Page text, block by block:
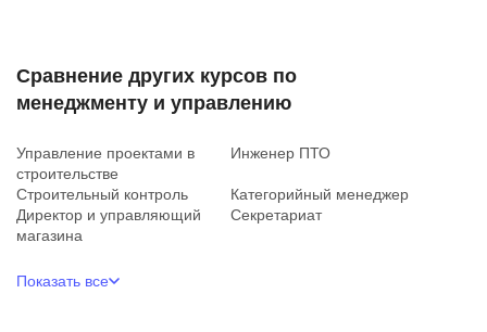
Сравнение других курсов по
менеджменту и управлению
Управление проектами в
строительстве
Инженер ПТО
Строительный контроль
Категорийный менеджер
Директор и управляющий
магазина
Секретариат
Показать все